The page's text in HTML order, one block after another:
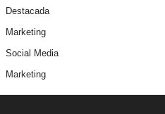
Destacada
Marketing
Social Media
Marketing